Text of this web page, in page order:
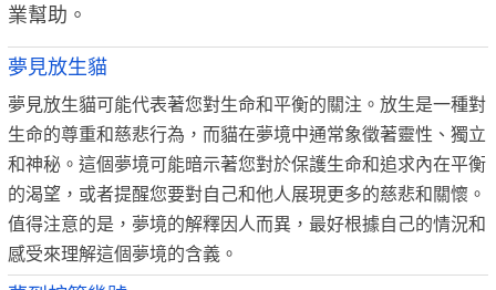
業幫助。
夢見放生貓
夢見放生貓可能代表著您對生命和平衡的關注。放生是一種對
生命的尊重和慈悲行為，而貓在夢境中通常象徵著靈性、獨立
和神秘。這個夢境可能暗示著您對於保護生命和追求內在平衡
的渴望，或者提醒您要對自己和他人展現更多的慈悲和關懷。
值得注意的是，夢境的解釋因人而異，最好根據自己的情況和
感受來理解這個夢境的含義。